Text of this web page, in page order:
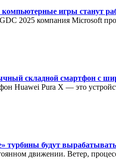
компьютерные игры станут
2025 компания Microsoft
складной смартфон с
Huawei Pura X — это
турбины будут вырабатывать
движении. Ветер,